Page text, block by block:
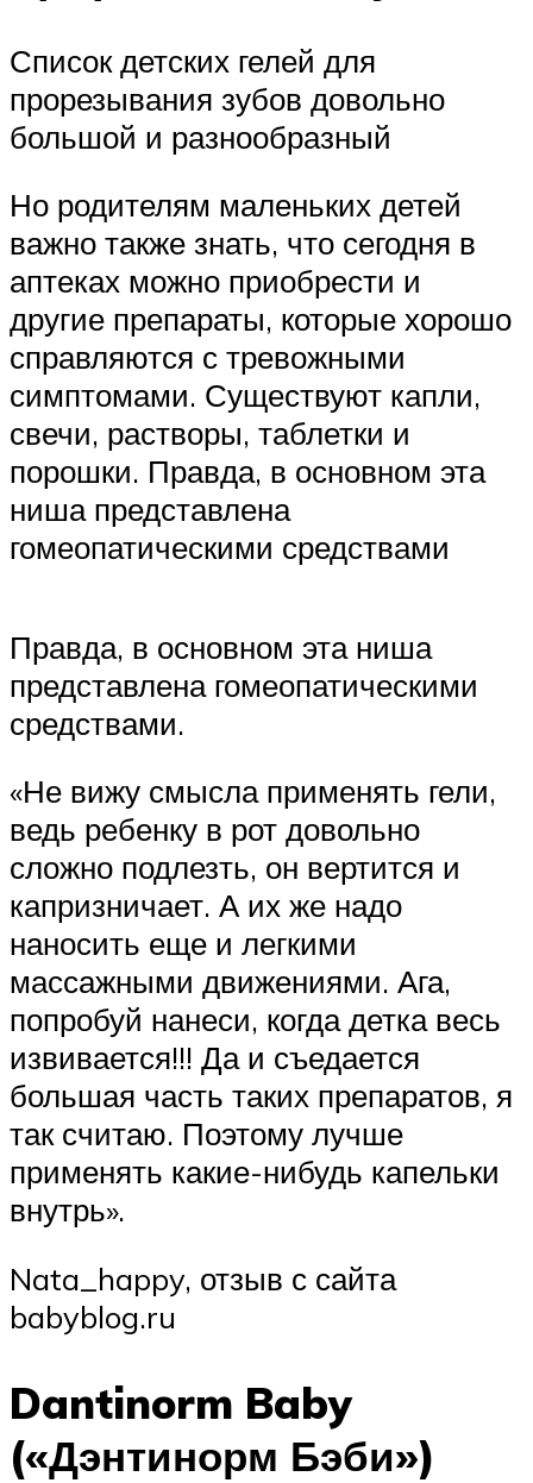
Список детских гелей для
прорезывания зубов довольно
большой и разнообразный
Но родителям маленьких детей
важно также знать, что сегодня в
аптеках можно приобрести и
другие препараты, которые хорошо
справляются с тревожными
симптомами. Существуют капли,
свечи, растворы, таблетки и
порошки. Правда, в основном эта
ниша представлена
гомеопатическими средствами
Правда, в основном эта ниша
представлена гомеопатическими
средствами.
«Не вижу смысла применять гели,
ведь ребенку в рот довольно
сложно подлезть, он вертится и
капризничает. А их же надо
наносить еще и легкими
массажными движениями. Ага,
попробуй нанеси, когда детка весь
извивается!!! Да и съедается
большая часть таких препаратов, я
так считаю. Поэтому лучше
применять какие-нибудь капельки
внутрь».
Nata_happy, отзыв с сайта
babyblog.ru
Dantinorm Baby
(«Дэнтинорм Бэби»)